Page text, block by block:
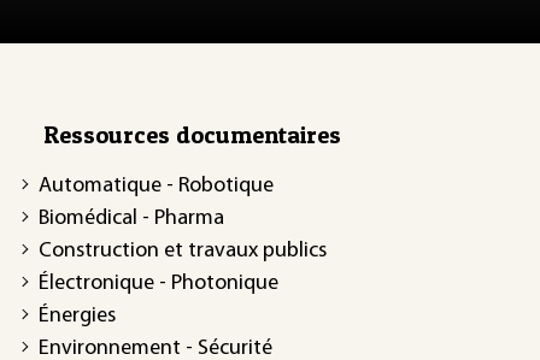
Ressources documentaires
Automatique - Robotique
Biomédical - Pharma
Construction et travaux publics
Électronique - Photonique
Énergies
Environnement - Sécurité